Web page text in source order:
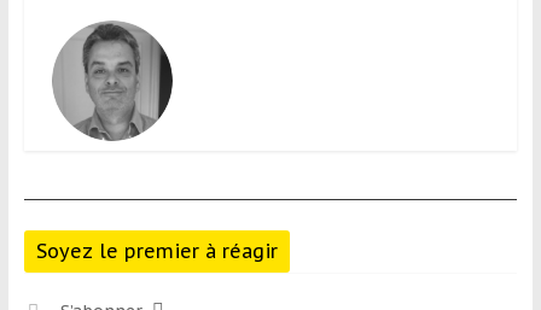
Soyez le premier à réagir